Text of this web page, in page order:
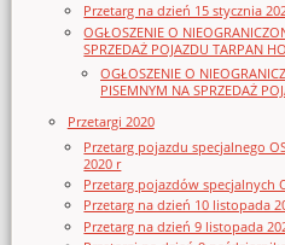
Przetarg na dzień 15 stycznia
OGŁOSZENIE O
SPRZEDAŻ POJAZDU TARPAN
OGŁOSZENIE O
PISEMNYM NA SPRZEDAŻ
Przetargi 2020
Przetarg pojazdu specjalnego
2020 r
Przetarg pojazdów specjalnych
Przetarg na dzień 10 listopada
Przetarg na dzień 9 listopada